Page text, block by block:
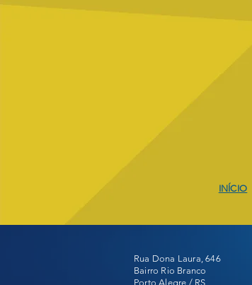
INÍCIO
Rua Dona Laura, 646
Bairro Rio Branco
Porto Alegre / RS